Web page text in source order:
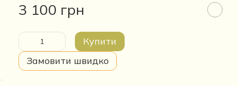
3 100 грн
Купити
Замовити швидко